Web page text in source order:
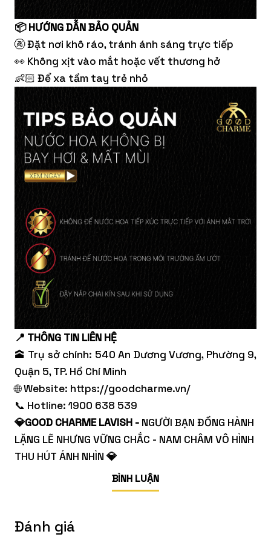
📦 HƯỚNG DẪN BẢO QUẢN
🚱 Đặt nơi khô ráo, tránh ánh sáng trực tiếp
👀 Không xịt vào mắt hoặc vết thương hở
👶🏻 Để xa tầm tay trẻ nhỏ
📍 THÔNG TIN LIÊN HỆ
🕋 Trụ sở chính: 540 An Dương Vương, Phường 9,
Quận 5, TP. Hồ Chí Minh
🌐 Website: https://goodcharme.vn/
📞 Hotline: 1900 638 539
💎GOOD CHARME LAVISH - NGƯỜI BẠN ĐỒNG HÀNH
LẶNG LẼ NHƯNG VỮNG CHẮC - NAM CHÂM VÔ HÌNH
THU HÚT ÁNH NHÌN 💎
BÌNH LUẬN
Đánh giá